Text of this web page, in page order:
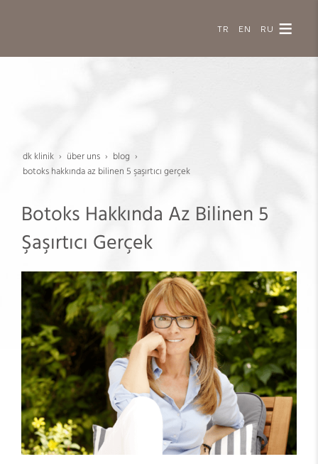
TR EN RU
dk klinik über uns
blog
botoks hakkında az bilinen 5 şaşırtıcı gerçek
Botoks Hakkında Az Bilinen 5
Şaşırtıcı Gerçek